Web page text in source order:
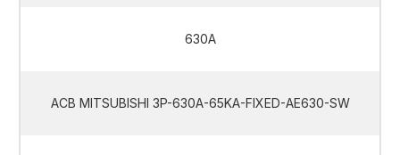
630A
ACB MITSUBISHI 3P-630A-65KA-FIXED-AE630-SW